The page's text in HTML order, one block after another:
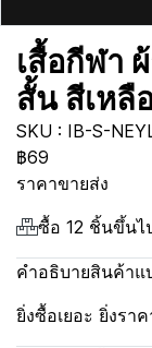
เสื้อกีฬา
สั้น สีเหลื
SKU : IB-S-
฿69
ราคาขายส่ง
ซื้อ 12 ชิ้นขึ้นไ
คำอธิบายสินค้าแ
ยิ่งซื้อเยอะ ยิ่งร